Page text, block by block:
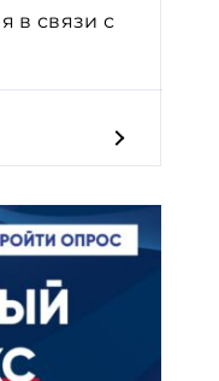
в связи с